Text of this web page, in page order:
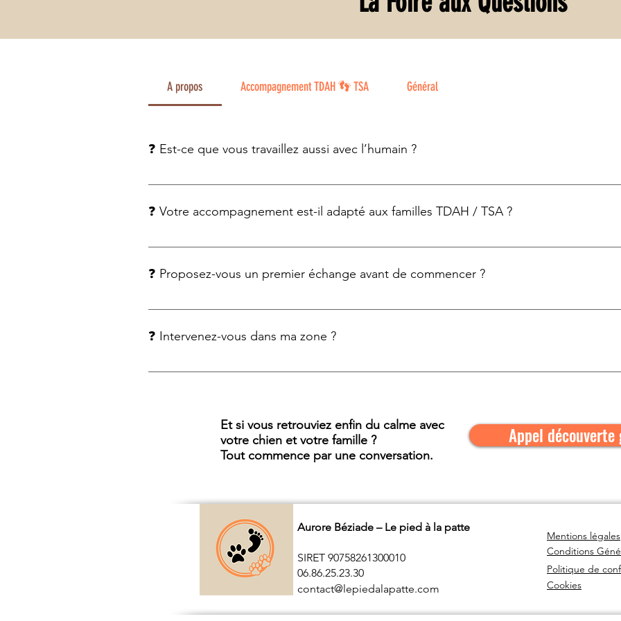
rencontre le quotidien... comment ça se
passe ?
êtres apprennent à nouveau à se trouver
A propos Accompagnement TDAH 👣 TSA Général
❓ Est-ce que vous travaillez aussi avec l’humain ?
Oui. Mon approche prend en compte à la fois le chien et son humain, car une relation
❓ Votre accompagnement est-il adapté aux familles TDAH / TSA ?
Oui. Mon expérience personnelle et mes formations me permettent d’adapter mon
❓ Proposez-vous un premier échange avant de commencer ?
Oui, vous pouvez réserver un appel découverte pour faire le point sur votre situation et voir si
❓ Intervenez-vous dans ma zone ?
J’interviens principalement dans le Pilat rhodanien, la Vallée du Gier et la Vallée du Rhône.
Et si vous retrouviez enfin du calme avec
votre chien et votre famille ?
Tout commence par une conversation.
Appel
Aurore Béziade – Le pied à la patte
SIRET 90758261300010
06.86.25.23.30​
contact@lepiedalapatte.com
Mentions légales
Conditions
Politique de
Cookies